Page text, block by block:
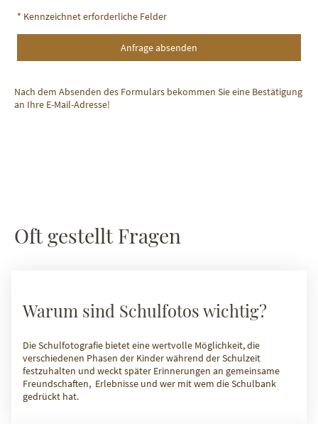
* Kennzeichnet erforderliche Felder
Anfrage absenden
Nach dem Absenden des Formulars bekommen Sie eine Bestätigung
an Ihre E-Mail-Adresse!
Oft gestellt Fragen
Warum sind Schulfotos wichtig?
Die Schulfotografie bietet eine wertvolle Möglichkeit, die
verschiedenen Phasen der Kinder während der Schulzeit
festzuhalten und weckt später Erinnerungen an gemeinsame
Freundschaften, Erlebnisse und wer mit wem die Schulbank
gedrückt hat.